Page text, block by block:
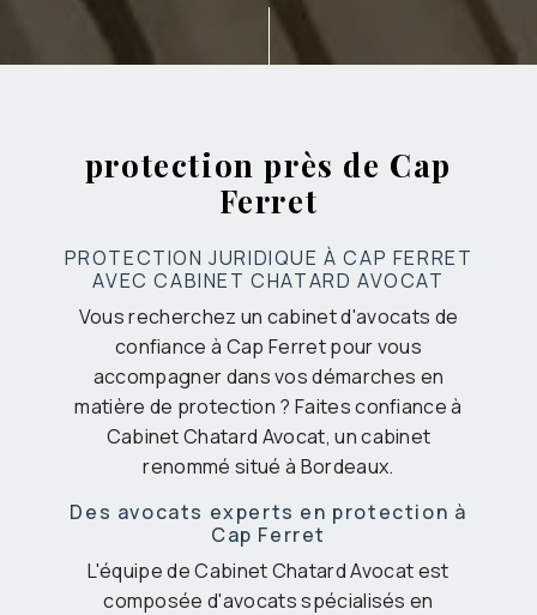
protection près de Cap
Ferret
PROTECTION JURIDIQUE À CAP FERRET
AVEC CABINET CHATARD AVOCAT
Vous recherchez un cabinet d'avocats de
confiance à Cap Ferret pour vous
accompagner dans vos démarches en
matière de protection ? Faites confiance à
Cabinet Chatard Avocat, un cabinet
renommé situé à Bordeaux.
Des avocats experts en protection à
Cap Ferret
L'équipe de Cabinet Chatard Avocat est
composée d'avocats spécialisés en